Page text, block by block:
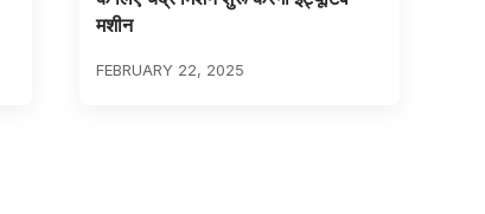
मशीन
FEBRUARY 22, 2025